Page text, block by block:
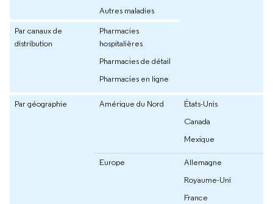
Autres maladies
Par canaux de
distribution
Pharmacies
hospitalières
Pharmacies de détail
Pharmacies en ligne
Par géographie Amérique du Nord
États-Unis
Canada
Mexique
Europe
Allemagne
Royaume-Uni
France